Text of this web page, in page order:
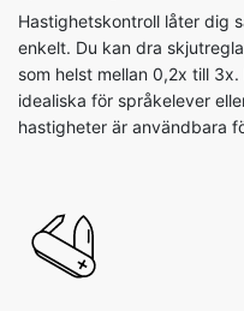
Hastighetskontroll låter dig
enkelt. Du kan dra
som helst mellan 0,2x till
idealiska för språkelever
hastigheter är användbara